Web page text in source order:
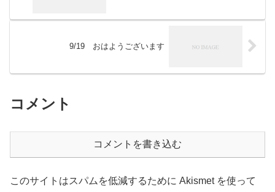
9/19 おはようございます
コメント
コメントを書き込む
このサイトはスパムを低減するために Akismet を使って